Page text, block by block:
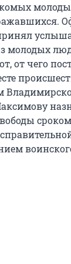
молодых
от чего
сроком